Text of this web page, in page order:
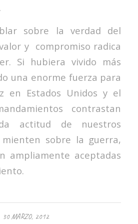
sobre la verdad del
y compromiso radica
Si hubiera vivido más
una enorme fuerza para
en Estados Unidos y el
contrastan
actitud de nuestros
sobre la guerra,
ampliamente aceptadas
30 MARZO, 2012